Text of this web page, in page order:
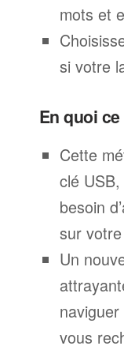
mots et
si votre
En quoi
Cette
clé
besoin
sur
Un
vous